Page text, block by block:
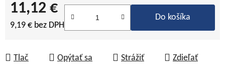
11,12 €
9,19 € bez DPH
Do košíka
Tlač Opýtať sa Strážiť Zdieľať